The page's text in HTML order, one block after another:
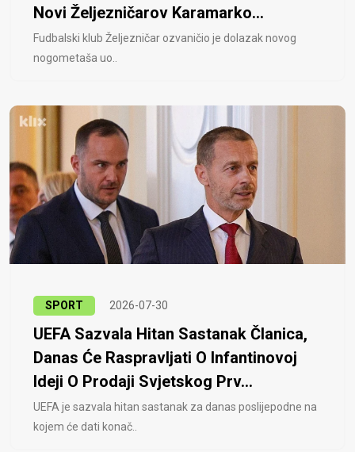
Novi Željezničarov Karamarko...
Fudbalski klub Željezničar ozvaničio je dolazak novog
nogometaša uo..
SPORT 2026-07-30
UEFA Sazvala Hitan Sastanak Članica,
Danas Će Raspravljati O Infantinovoj
Ideji O Prodaji Svjetskog Prv...
UEFA je sazvala hitan sastanak za danas poslijepodne na
kojem će dati konač..